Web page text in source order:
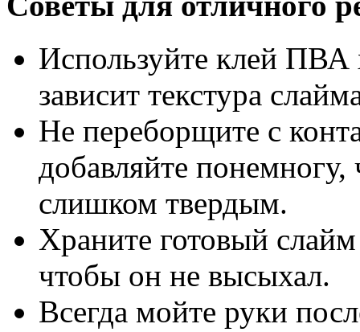
Используйте клей ПВА
зависит текстура
Не переборщите с
добавляйте
слишком твердым.
Храните готовый
чтобы он не высыхал.
Всегда мойте руки